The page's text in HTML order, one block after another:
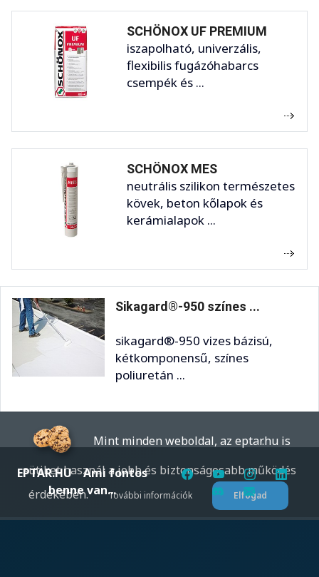
SCHÖNOX UF PREMIUM
iszapolható, univerzális,
flexibilis fugázóhabarcs
csempék és ...
SCHÖNOX MES
neutrális szilikon természetes
kövek, beton kőlapok és
kerámialapok ...
Sikagard®-950 színes ...
sikagard®-950 vizes bázisú,
kétkomponensű, színes
poliuretán ...
EPTAR.HUAmi fontos
benne van...
Mint minden weboldal, az eptar.hu is
sütiket használ a jobb és biztonságosabb működés
érdekében.További információk Elfogad